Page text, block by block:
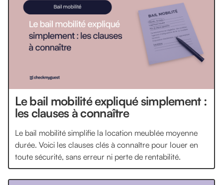
Le bail mobilité expliqué simplement :
les clauses à connaître
Le bail mobilité simplifie la location meublée moyenne
durée. Voici les clauses clés à connaître pour louer en
toute sécurité, sans erreur ni perte de rentabilité.